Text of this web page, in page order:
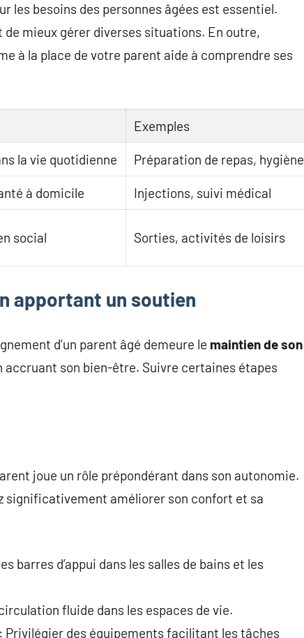
les besoins des personnes âgées est essentiel.
mieux gérer diverses situations. En outre,
à la place de votre parent aide à comprendre ses
Exemples
la vie quotidienne Préparation de repas, hygiène
à domicile Injections, suivi médical
social Sorties, activités de loisirs
apportant un soutien
d’un parent âgé demeure le maintien de son
accruant son bien-être. Suivre certaines étapes
joue un rôle prépondérant dans son autonomie.
significativement améliorer son confort et sa
barres d’appui dans les salles de bains et les
fluide dans les espaces de vie.
: Privilégier des équipements facilitant les tâches